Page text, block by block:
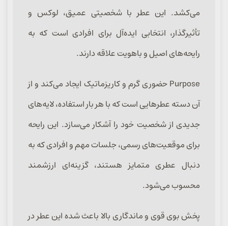
می‌کشد. این عطر با شخصیتی عمیق، لوکس و
تأثیرگذار، انتخابی ایده‌آل برای افرادی است که به
رایحه‌های اصیل و باهویت علاقه دارند.
Purpose حضوری گرم و کاریزماتیک ایجاد می‌کند و از
آن دسته عطرهایی است که با هر بار استفاده، لایه‌های
جدیدی از شخصیت خود را آشکار می‌سازد. این رایحه
برای موقعیت‌های رسمی، جلسات مهم و افرادی که به
دنبال عطری متمایز هستند، گزینه‌ای ارزشمند
محسوب می‌شود.
پخش بوی قوی و ماندگاری بالا باعث شده این عطر در